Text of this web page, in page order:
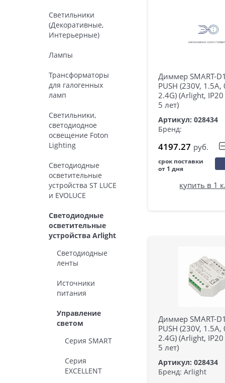
Светильники
(Декоративные,
Интерьерные)
Лампы
Трансформаторы
для галогенных
ламп
Светильники,
светодиодное
освещение Foton
Lighting
Светодиодные
осветительные
устройства ST LUCE
и EVOLUCE
Светодиодные
осветительные
устройства Arlight
Светодиодные
ленты
Источники
питания
Управление
светом
Серия SMART
Серия
EXCELLENT
Диммер SMART-
PUSH (230V, 1.5А,
2.4G) (Arlight,
5 лет)
Артикул: 028434
Бренд:
4197.27 руб.
срок поставки
от 1 дня
купить в 1
Диммер SMART-
PUSH (230V, 1.5А,
2.4G) (Arlight,
5 лет)
Артикул: 028434
Бренд: Arlight